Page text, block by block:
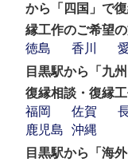
から「四国」で
縁工作のご希望
徳島
香川
目黒駅から「九
復縁相談・復縁
福岡
佐賀
鹿児島
沖縄
目黒駅から「海